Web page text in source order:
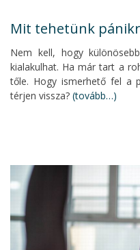
Mit tehetünk
Nem kell, hogy
kialakulhat. Ha már tart a
tőle. Hogy ismerhető fel a
térjen vissza? (tovább…)